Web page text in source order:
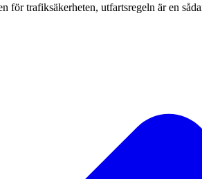
för trafiksäkerheten, utfartsregeln är en